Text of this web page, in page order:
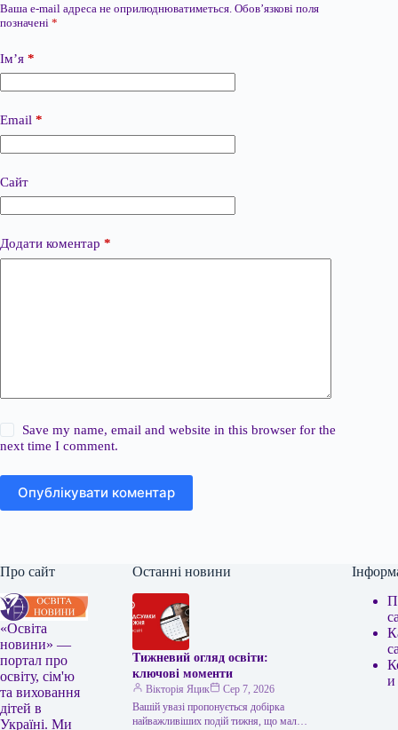
Ваша e-mail адреса не оприлюднюватиметься. Обов’язкові поля
позначені *
Ім’я *
Email *
Сайт
Додати коментар *
Save my name, email and website in this browser for the
next time I comment.
Опублікувати коментар
Про сайт
«Освіта
новини» —
портал про
освіту, сім'ю
та виховання
дітей в
Україні. Ми
Останні новини
Тижневий огляд освіти:
ключові моменти
Вікторія Яцик
Сер 7, 2026
Вашій увазі пропонується добірка
найважливіших подій тижня, що мали
и